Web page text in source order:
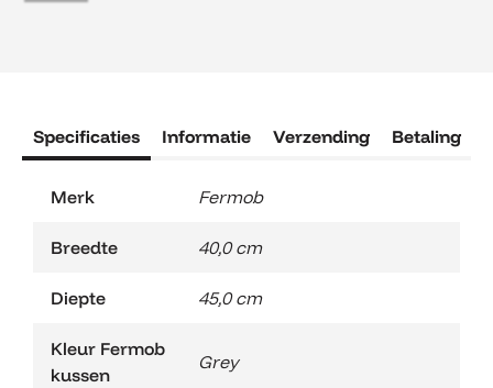
Specificaties Informatie Verzending Betaling
Merk Fermob
Breedte 40,0 cm
Diepte 45,0 cm
Kleur Fermob
kussen
Grey